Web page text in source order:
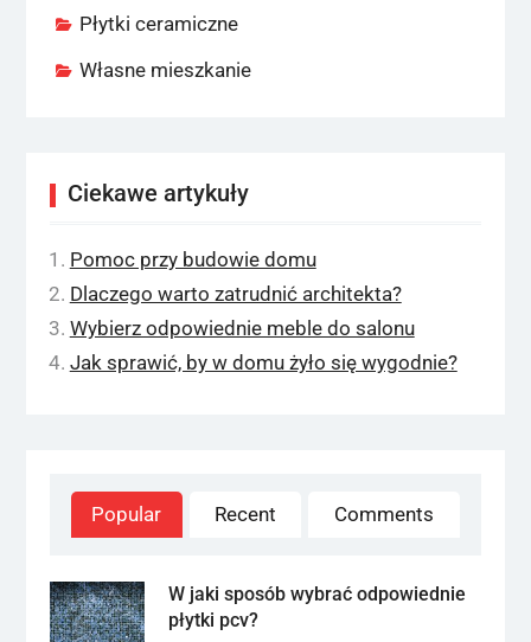
Płytki ceramiczne
Własne mieszkanie
Ciekawe artykuły
Pomoc przy budowie domu
Dlaczego warto zatrudnić architekta?
Wybierz odpowiednie meble do salonu
Jak sprawić, by w domu żyło się wygodnie?
Popular Recent Comments
W jaki sposób wybrać odpowiednie
płytki pcv?